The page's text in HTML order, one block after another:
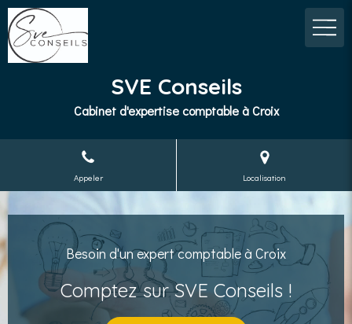
SVE Conseils
Cabinet d'expertise comptable à Croix
Appeler Localisation
Besoin d'un expert comptable à Croix
Comptez sur SVE Conseils !